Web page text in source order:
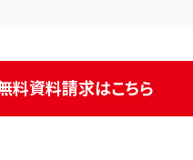
料資料請求はこちら